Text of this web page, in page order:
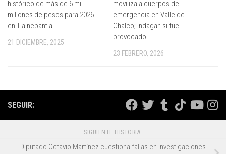
histórico de más de 6 mil
millones de pesos para 2026
en Tlalnepantla
21 DICIEMBRE, 2025
moviliza a cuerpos de
emergencia en Valle de
Chalco; indagan si fue
provocado
23 FEBRERO, 2026
SEGUIR:
SIGUIENTE HISTORIA
Diputado Octavio Martínez cuestiona fallas en investigaciones